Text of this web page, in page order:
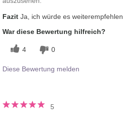
Fazit Ja, ich würde es weiterempfehlen
War diese Bewertung hilfreich?
4 0
Diese Bewertung melden
5